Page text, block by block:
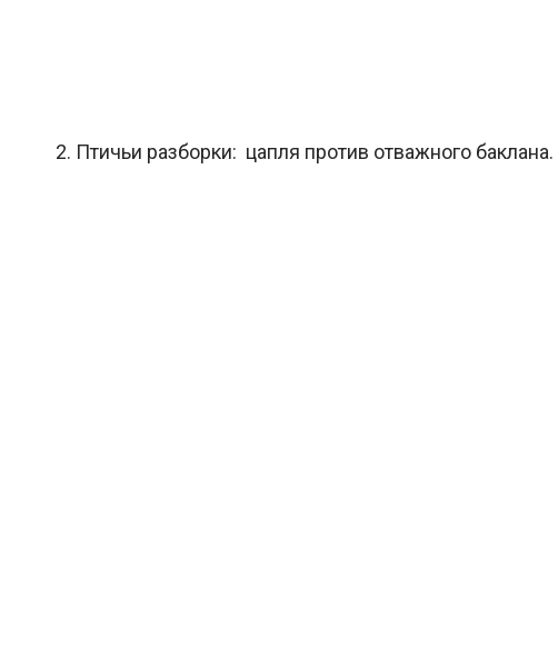
2. Птичьи разборки: цапля против отважного